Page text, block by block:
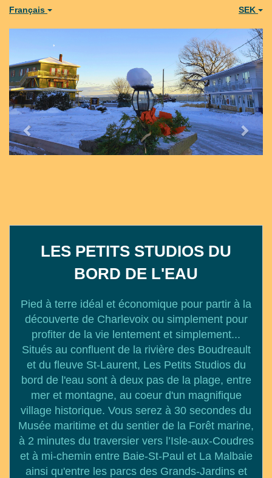
Français SEK
Next
LES PETITS STUDIOS DU
BORD DE L'EAU
Pied à terre idéal et économique pour partir à la
découverte de Charlevoix ou simplement pour
profiter de la vie lentement et simplement...
Situés au confluent de la rivière des Boudreault
et du fleuve St-Laurent, Les Petits Studios du
bord de l'eau sont à deux pas de la plage, entre
mer et montagne, au coeur d'un magnifique
village historique. Vous serez à 30 secondes du
Musée maritime et du sentier de la Forêt marine,
à 2 minutes du traversier vers l’Isle-aux-Coudres
et à mi-chemin entre Baie-St-Paul et La Malbaie
ainsi qu'entre les parcs des Grands-Jardins et